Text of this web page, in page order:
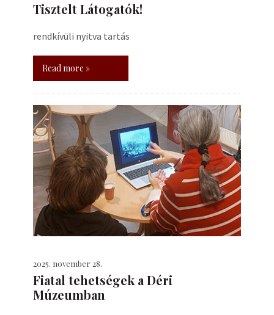
Tisztelt Látogatók!
rendkívüli nyitva tartás
Read more »
2025. november 28.
Fiatal tehetségek a Déri
Múzeumban